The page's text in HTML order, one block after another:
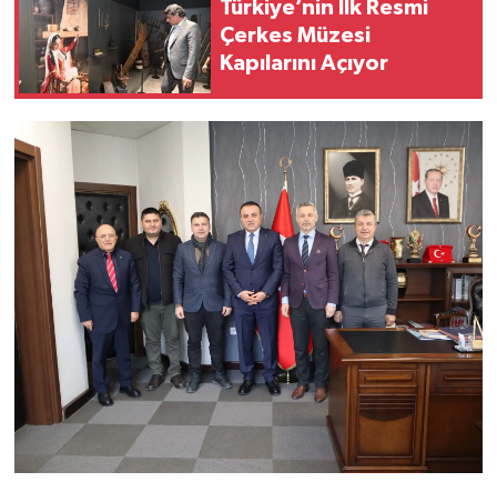
Türkiye’nin İlk Resmi
Çerkes Müzesi
Kapılarını Açıyor